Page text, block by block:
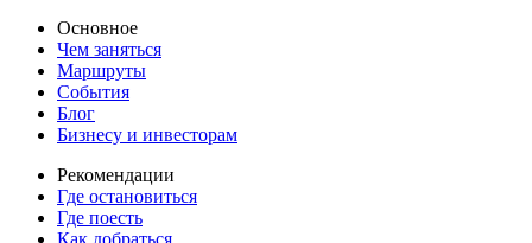
Основное
Чем заняться
Маршруты
События
Блог
Бизнесу и инвесторам
Рекомендации
Где остановиться
Где поесть
Как добраться